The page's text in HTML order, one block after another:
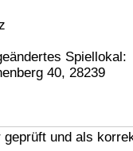
Spiellokal:
40, 28239